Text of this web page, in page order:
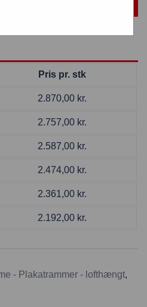
Pris pr. stk
2.870,00 kr.
2.757,00 kr.
2.587,00 kr.
2.474,00 kr.
2.361,00 kr.
2.192,00 kr.
- Plakatrammer - lofthængt,